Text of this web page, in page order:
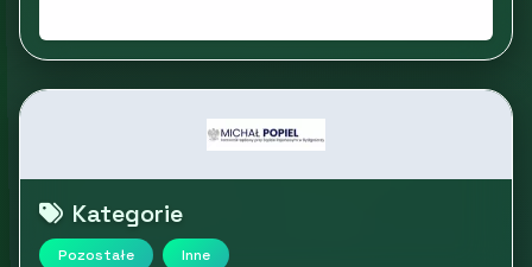
Kategorie
Pozostałe Inne